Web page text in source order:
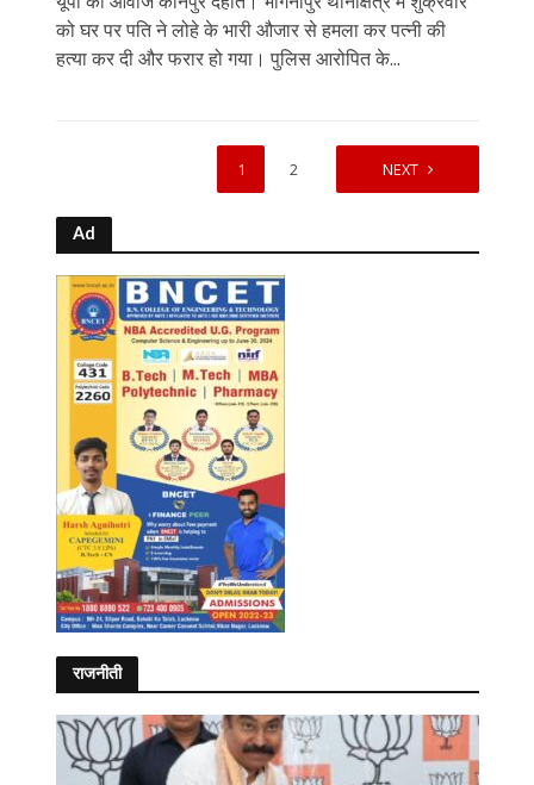
को घर पर पति ने लोहे के भारी औजार से हमला कर पत्नी की
हत्या कर दी और फरार हो गया। पुलिस आरोपित के...
1 2 NEXT
Ad
राजनीती